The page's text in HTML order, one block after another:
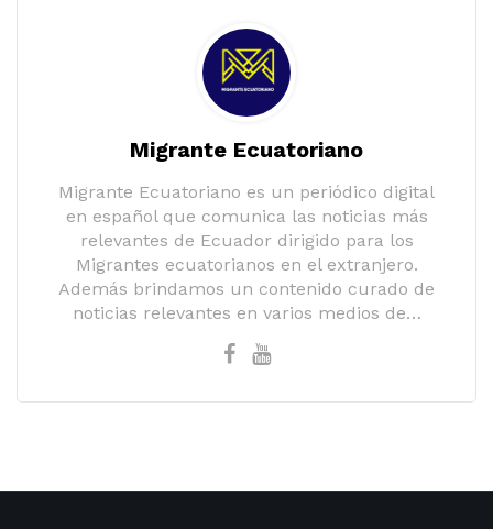
Migrante Ecuatoriano
Migrante Ecuatoriano es un periódico digital
en español que comunica las noticias más
relevantes de Ecuador dirigido para los
Migrantes ecuatorianos en el extranjero.
Además brindamos un contenido curado de
noticias relevantes en varios medios de…